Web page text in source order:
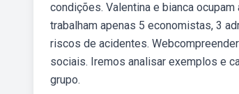
condições. Valentina e bianca
trabalham apenas 5 economistas, 3
riscos de acidentes.
sociais. Iremos analisar exemplos e
grupo.